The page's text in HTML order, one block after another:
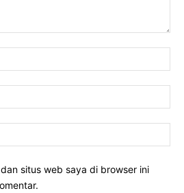
situs web saya di browser ini